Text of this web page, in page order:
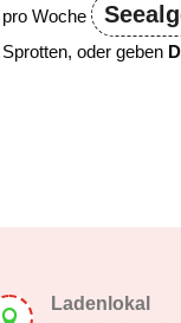
pro Woche
Sprotten, oder geben

Ladenlokal